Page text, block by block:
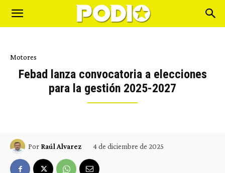
Motores
Febad lanza convocatoria a elecciones
para la gestión 2025-2027
Por Raúl Alvarez 4 de diciembre de 2025